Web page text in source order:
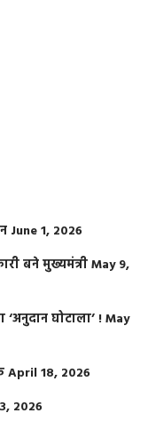
June 1, 2026
बने मुख्यमंत्रीMay 9,
घोटाला’ !May
April 18, 2026
2026